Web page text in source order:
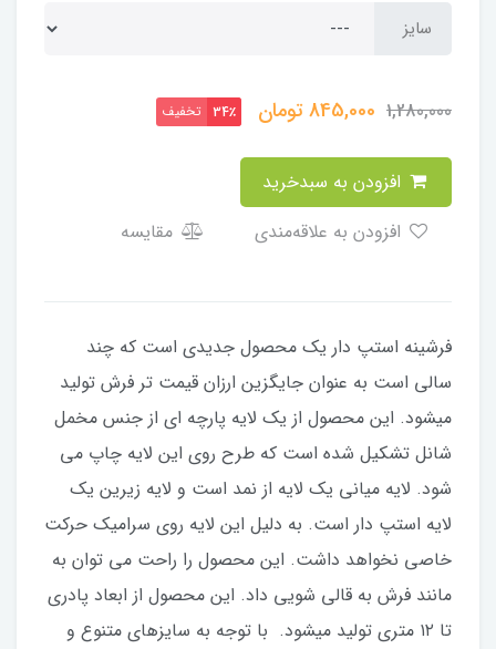
سایز
1,280,000
845,000تومان 34٪ تخفیف
مقایسه
فرشینه استپ دار یک محصول جدیدی است که چند
سالی است به عنوان جایگزین ارزان قیمت تر فرش تولید
میشود. این محصول از یک لایه پارچه ای از جنس مخمل
شانل تشکیل شده است که طرح روی این لایه چاپ می
شود. لایه میانی یک لایه از نمد است و لایه زیرین یک
لایه استپ دار است. به دلیل این لایه روی سرامیک حرکت
خاصی نخواهد داشت. این محصول را راحت می توان به
مانند فرش به قالی شویی داد. این محصول از ابعاد پادری
تا ۱۲ متری تولید میشود. با توجه به سایزهای متنوع و